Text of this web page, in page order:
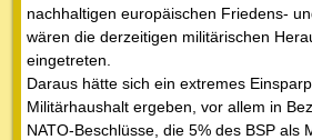
nachhaltigen europäischen Friedens-
wären die derzeitigen militärischen
eingetreten.
Daraus hätte sich ein extremes
Militärhaushalt ergeben, vor allem in
NATO-Beschlüsse, die 5% des BSP als